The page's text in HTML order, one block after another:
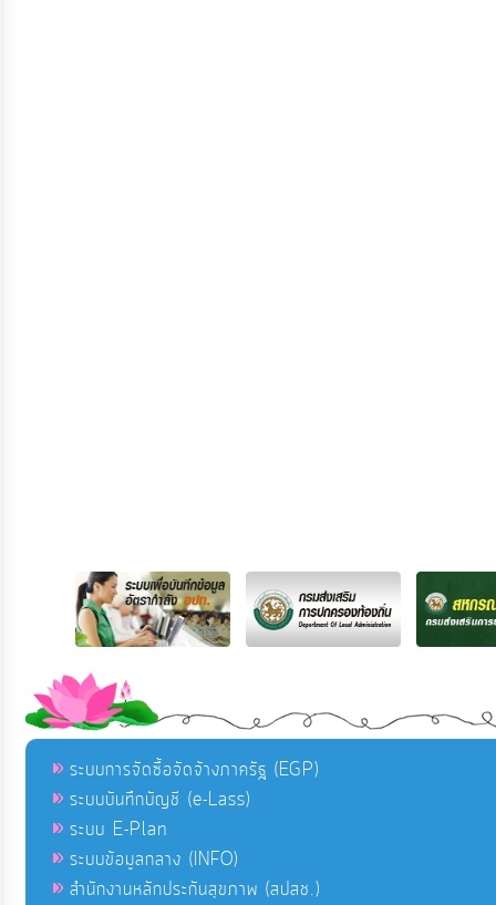
ระบบการจัดซื้อจัดจ้างภาครัฐ (EGP)
ระบบบันทึกบัญชี (e-Lass)
ระบบ E-Plan
ระบบข้อมูลกลาง (INFO)
สำนักงานหลักประกันสุขภาพ (สปสช.)